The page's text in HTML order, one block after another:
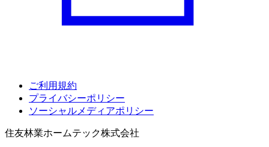
ご利用規約
プライバシーポリシー
ソーシャルメディアポリシー
住友林業ホームテック株式会社